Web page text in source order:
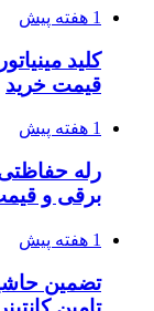
1 هفته پیش
قیمت خرید
1 هفته پیش
رله
برقی و
1 هفته پیش
تضمین